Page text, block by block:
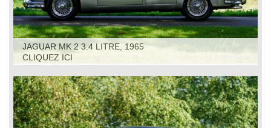
JAGUAR MK 2 3.4 LITRE, 1965
CLIQUEZ ICI